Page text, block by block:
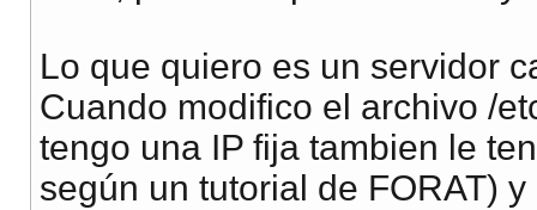
Lo que quiero es un servidor
Cuando modifico el archivo /
tengo una IP fija tambien le
según un tutorial de FORAT)